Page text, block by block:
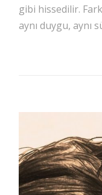
gibi hissedilir.
aynı duygu, aynı